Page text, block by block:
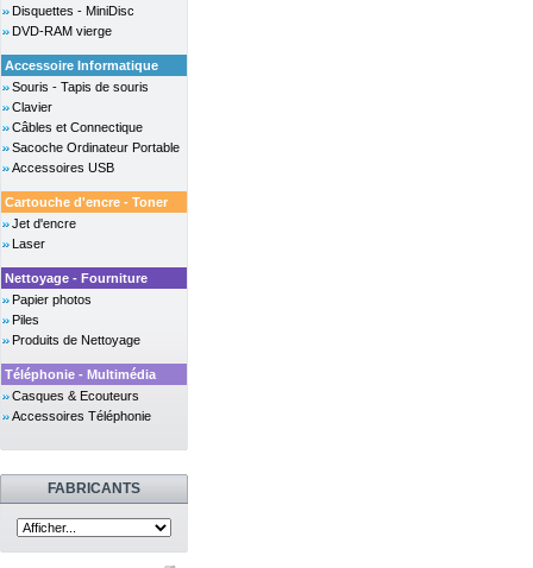
Disquettes - MiniDisc
DVD-RAM vierge
Accessoire Informatique
Souris - Tapis de souris
Clavier
Câbles et Connectique
Sacoche Ordinateur Portable
Accessoires USB
Cartouche d'encre - Toner
Jet d'encre
Laser
Nettoyage - Fourniture
Papier photos
Piles
Produits de Nettoyage
Téléphonie - Multimédia
Casques & Ecouteurs
Accessoires Téléphonie
FABRICANTS